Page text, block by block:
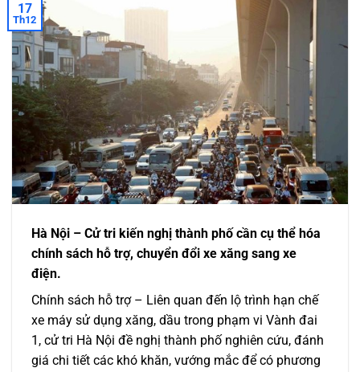
17
Th12
Hà Nội – Cử tri kiến nghị thành phố cần cụ thể hóa
chính sách hỗ trợ, chuyển đổi xe xăng sang xe
điện.
Chính sách hỗ trợ – Liên quan đến lộ trình hạn chế
xe máy sử dụng xăng, dầu trong phạm vi Vành đai
1, cử tri Hà Nội đề nghị thành phố nghiên cứu, đánh
giá chi tiết các khó khăn, vướng mắc để có phương